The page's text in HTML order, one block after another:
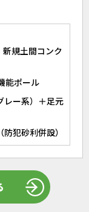
規土間コンク
能ポール
レー系）＋足元
犯砂利併設）